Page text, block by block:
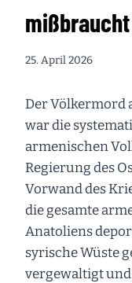
mißbraucht
25. April 2026
Der Völkermord
war die
armenischen
Regierung des
Vorwand des
die gesamte
Anatoliens
syrische Wüste
vergewaltigt